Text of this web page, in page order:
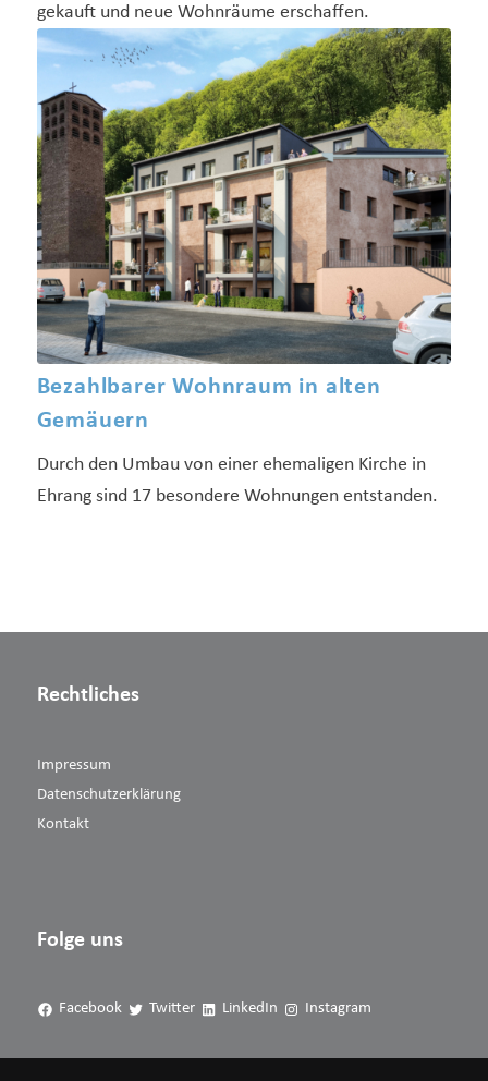
gekauft und neue Wohnräume erschaffen.
Bezahlbarer Wohnraum in alten
Gemäuern
Durch den Umbau von einer ehemaligen Kirche in
Ehrang sind 17 besondere Wohnungen entstanden.
Rechtliches
Impressum
Datenschutzerklärung
Kontakt
Folge uns
Facebook Twitter LinkedIn Instagram